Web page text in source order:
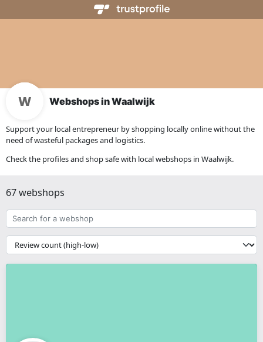
Webshops in Waalwijk
Support your local entrepreneur by shopping locally online without the
need of wasteful packages and logistics.
Check the profiles and shop safe with local webshops in Waalwijk.
67 webshops
Search
for
a
webshop
{{
__('Sort')
}}